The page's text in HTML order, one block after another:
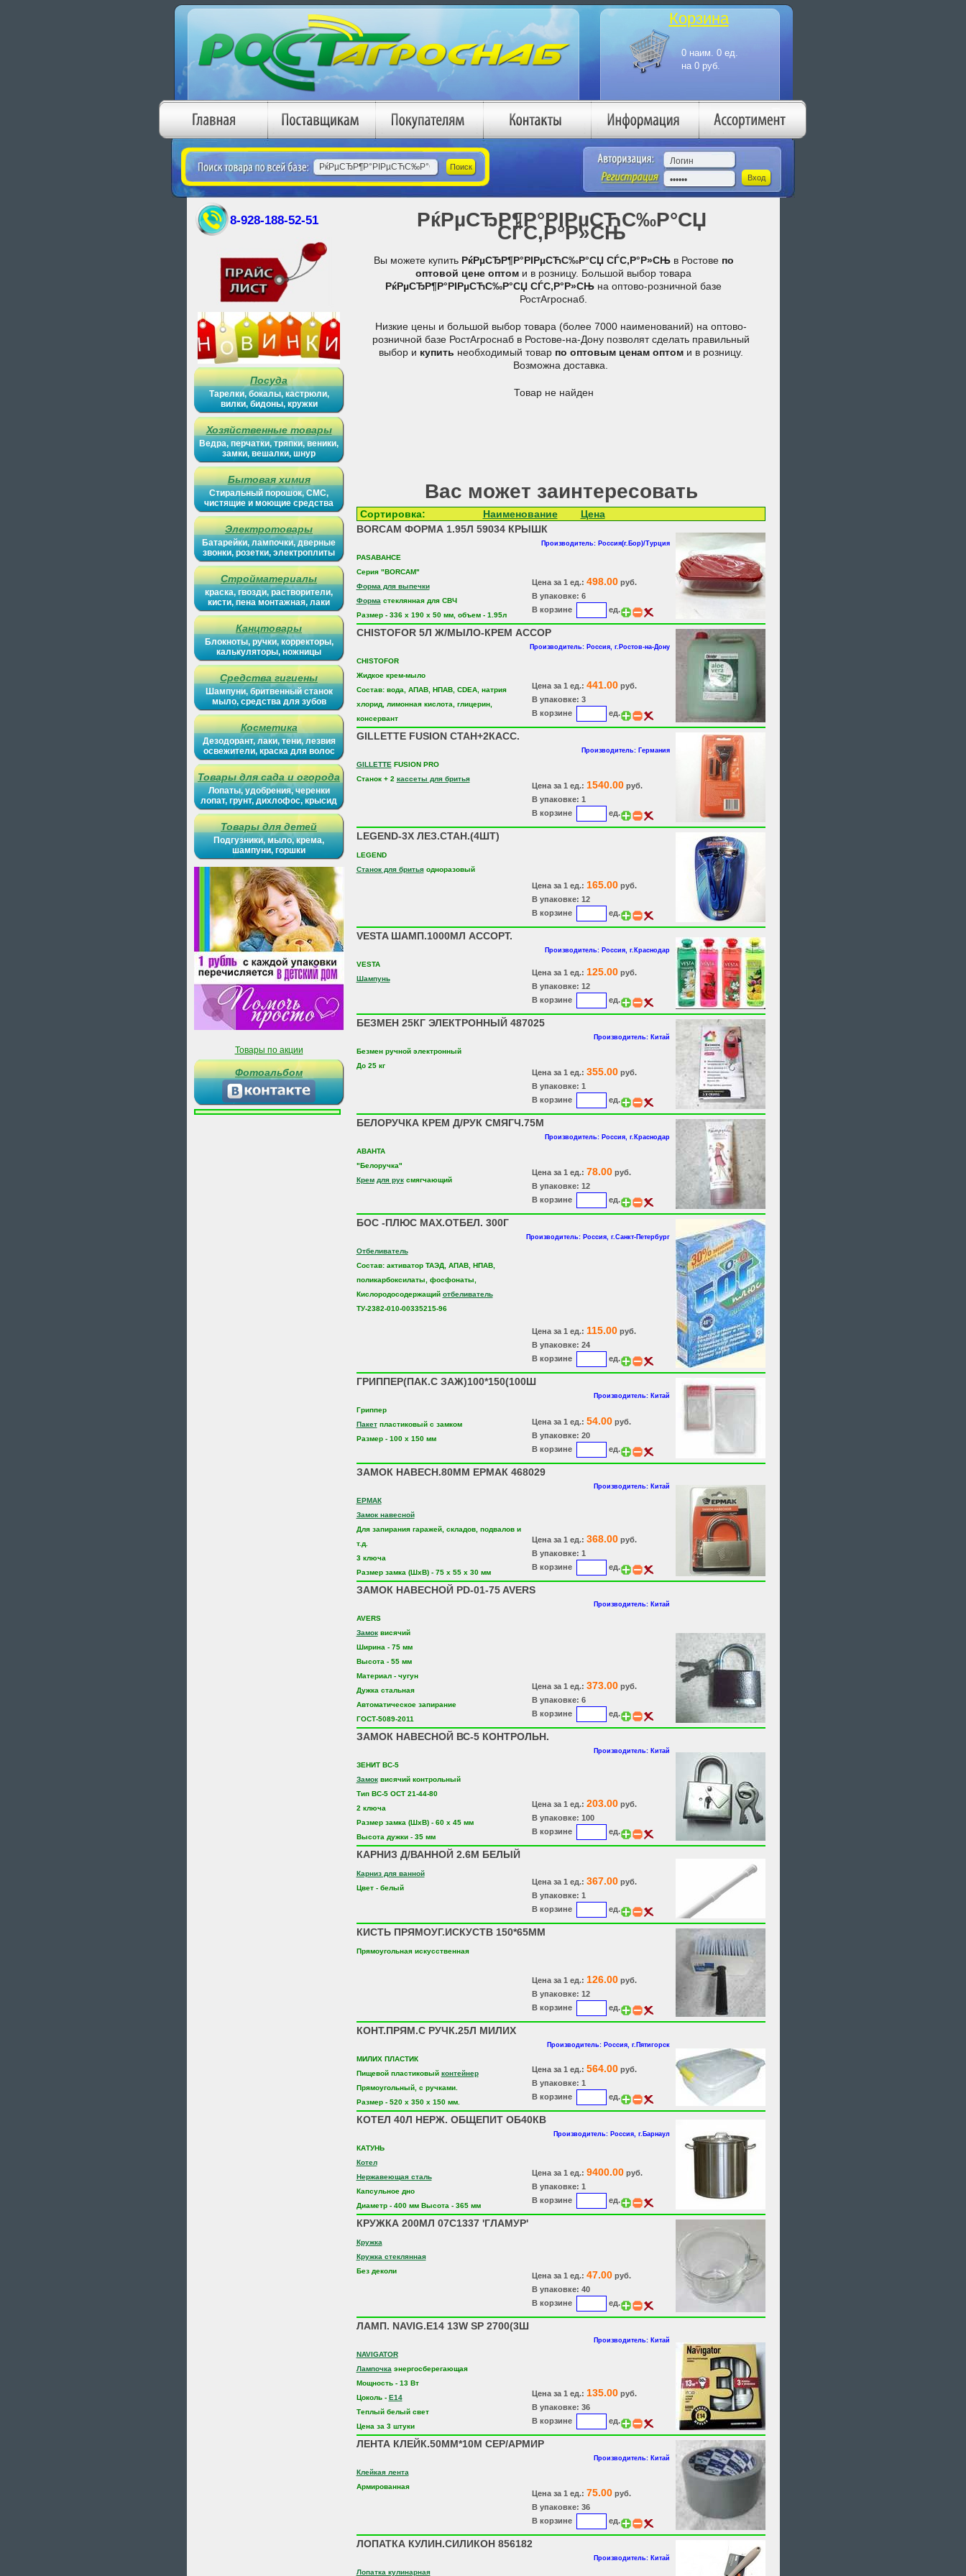
Корзина
8-928-188-52-51
Посуда
Тарелки, бокалы, кастрюли,
вилки, бидоны, кружки
Хозяйственные товары
Ведра, перчатки, тряпки, веники,
замки, вешалки, шнур
Бытовая химия
Стиральный порошок, СМС,
чистящие и моющие средства
Электротовары
Батарейки, лампочки, дверные
звонки, розетки, электроплиты
Стройматериалы
краска, гвозди, растворители,
кисти, пена монтажная, лаки
Канцтовары
Блокноты, ручки, корректоры,
калькуляторы, ножницы
Средства гигиены
Шампуни, бритвенный станок
мыло, средства для зубов
Косметика
Дезодорант, лаки, тени, лезвия
освежители, краска для волос
Товары для сада и огорода
Лопаты, удобрения, черенки
лопат, грунт, дихлофос, крысид
Товары для детей
Подгузники, мыло, крема,
шампуни, горшки
Товары по акции
Фотоальбом
РќРµСЂР¶Р°РІРµСЋС‰Р°СЏ
СЃС‚Р°Р»СЊ
Вы можете купить РќРµСЂР¶Р°РІРµСЋС‰Р°СЏ СЃС‚Р°Р»СЊв Ростове по
оптовой цене оптом и в розницу. Большой выбор товара
РќРµСЂР¶Р°РІРµСЋС‰Р°СЏ СЃС‚Р°Р»СЊ на оптово-розничной базе
РостАгроснаб.
Низкие цены и большой выбор товара (более 7000 наименований) на оптово-
розничной базе РостАгроснаб в Ростове-на-Дону позволят сделать правильный
выбор и купить необходимый товар по оптовым ценам оптоми в розницу.
Возможна доставка.
Товар не найден
Вас может заинтересовать
Сортировка: Наименование
Цена
BORCAM ФОРМА 1.95Л 59034 КРЫШК
Производитель: Россия(г.Бор)/Турция
PASABAHCE
Серия "BORCAM"
Форма для выпечки
Форма стеклянная для СВЧ
Размер - 336 х 190 х 50 мм, объем - 1.95л
Цена за 1 ед.: 498.00руб.
В упаковке: 6
В корзине
ед.
CHISTOFOR 5Л Ж/МЫЛО-КРЕМ АССОР
Производитель: Россия, г.Ростов-на-Дону
CHISTOFOR
Жидкое крем-мыло
Состав: вода, АПАВ, НПАВ, CDEA, натрия
хлорид, лимонная кислота, глицерин,
консервант
Цена за 1 ед.: 441.00руб.
В упаковке: 3
В корзине
ед.
GILLETTE FUSION СТАН+2КАCC.
Производитель: Германия
GILLETTE FUSION PRO
Станок + 2 кассеты для бритья
Цена за 1 ед.: 1540.00руб.
В упаковке: 1
В корзине
ед.
LEGEND-3Х ЛЕЗ.СТАН.(4ШТ)
LEGEND
Станок для бритьяодноразовый
Цена за 1 ед.: 165.00руб.
В упаковке: 12
В корзине
ед.
VESTA ШАМП.1000МЛ АССОРТ.
Производитель: Россия, г.Краснодар
VESTA
Шампунь
Цена за 1 ед.: 125.00руб.
В упаковке: 12
В корзине
ед.
БЕЗМЕН 25КГ ЭЛЕКТРОННЫЙ 487025
Производитель: Китай
Безмен ручной электронный
До 25 кг
Цена за 1 ед.: 355.00руб.
В упаковке: 1
В корзине
ед.
БЕЛОРУЧКА КРЕМ Д/РУК СМЯГЧ.75М
Производитель: Россия, г.Краснодар
АВАНТА
"Белоручка"
Крем для руксмягчающий
Цена за 1 ед.: 78.00руб.
В упаковке: 12
В корзине
ед.
БОС -ПЛЮС MAX.ОТБЕЛ. 300Г
Производитель: Россия, г.Санкт-Петербург
Отбеливатель
Состав: активатор ТАЭД, АПАВ, НПАВ,
поликарбоксилаты, фосфонаты,
Кислородосодержащий отбеливатель
ТУ-2382-010-00335215-96
Цена за 1 ед.: 115.00руб.
В упаковке: 24
В корзине
ед.
ГРИППЕР(ПАК.С ЗАЖ)100*150(100Ш
Производитель: Китай
Гриппер
Пакетпластиковый с замком
Размер - 100 х 150 мм
Цена за 1 ед.: 54.00руб.
В упаковке: 20
В корзине
ед.
ЗАМОК НАВЕСН.80ММ ЕРМАК 468029
Производитель: Китай
ЕРМАК
Замок навесной
Для запирания гаражей, складов, подвалов и
т.д.
3 ключа
Размер замка (ШхВ) - 75 х 55 х 30 мм
Цена за 1 ед.: 368.00руб.
В упаковке: 1
В корзине
ед.
ЗАМОК НАВЕСНОЙ PD-01-75 AVERS
Производитель: Китай
AVERS
Замоквисячий
Ширина - 75 мм
Высота - 55 мм
Материал - чугун
Дужка стальная
Автоматическое запирание
ГОСТ-5089-2011
Цена за 1 ед.: 373.00руб.
В упаковке: 6
В корзине
ед.
ЗАМОК НАВЕСНОЙ ВС-5 КОНТРОЛЬН.
Производитель: Китай
ЗЕНИТ ВС-5
Замоквисячий контрольный
Тип ВС-5 ОСТ 21-44-80
2 ключа
Размер замка (ШхВ) - 60 х 45 мм
Высота дужки - 35 мм
Цена за 1 ед.: 203.00руб.
В упаковке: 100
В корзине
ед.
КАРНИЗ Д/ВАННОЙ 2.6М БЕЛЫЙ
Карниз для ванной
Цвет - белый
Цена за 1 ед.: 367.00руб.
В упаковке: 1
В корзине
ед.
КИСТЬ ПРЯМОУГ.ИСКУСТВ 150*65ММ
Прямоугольная искусственная
Цена за 1 ед.: 126.00руб.
В упаковке: 12
В корзине
ед.
КОНТ.ПРЯМ.С РУЧК.25Л МИЛИХ
Производитель: Россия, г.Пятигорск
МИЛИХ ПЛАСТИК
Пищевой пластиковый контейнер
Прямоугольный, с ручками.
Размер - 520 х 350 х 150 мм.
Цена за 1 ед.: 564.00руб.
В упаковке: 1
В корзине
ед.
КОТЕЛ 40Л НЕРЖ. ОБЩЕПИТ ОБ40КВ
Производитель: Россия, г.Барнаул
КАТУНЬ
Котел
Нержавеющая сталь
Капсульное дно
Диаметр - 400 мм Высота - 365 мм
Цена за 1 ед.: 9400.00руб.
В упаковке: 1
В корзине
ед.
КРУЖКА 200МЛ 07С1337 'ГЛАМУР'
Кружка
Кружка стеклянная
Без деколи
Цена за 1 ед.: 47.00руб.
В упаковке: 40
В корзине
ед.
ЛАМП. NAVIG.E14 13W SP 2700(3Ш
Производитель: Китай
NAVIGATOR
Лампочка энергосберегающая
Мощность - 13 Вт
Цоколь - E14
Теплый белый свет
Цена за 3 штуки
Цена за 1 ед.: 135.00руб.
В упаковке: 36
В корзине
ед.
ЛЕНТА КЛЕЙК.50ММ*10М СЕР/АРМИР
Производитель: Китай
Клейкая лента
Армированная
Цена за 1 ед.: 75.00руб.
В упаковке: 36
В корзине
ед.
ЛОПАТКА КУЛИН.СИЛИКОН 856182
Производитель: Китай
Лопатка кулинарная